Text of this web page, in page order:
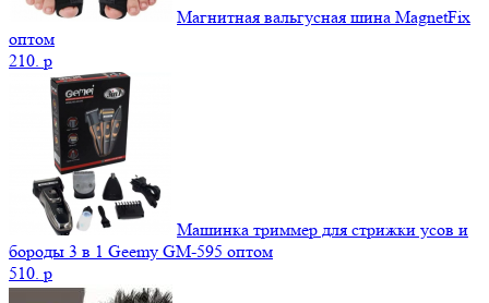
Магнитная вальгусная шина MagnetFix
оптом
210. p
Машинка триммер для стрижки усов и
бороды 3 в 1 Geemy GM-595 оптом
510. p